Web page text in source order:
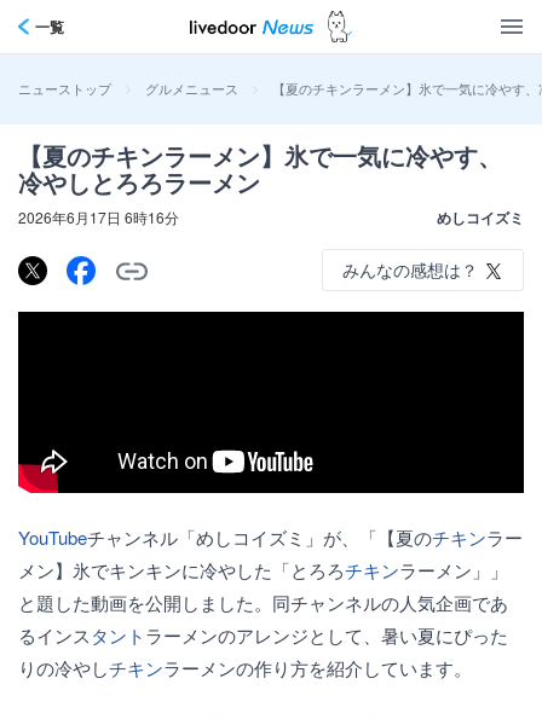
一覧
ニューストップ > グルメニュース > 【夏のチキンラーメン】氷で一気に冷やす
【夏のチキンラーメン】氷で一気に冷やす、
冷やしとろろラーメン
2026年6月17日 6時16分 めしコイズミ
みんなの感想は？
YouTubeチャンネル「めしコイズミ」が、「【夏のチキンラー
メン】氷でキンキンに冷やした「とろろチキンラーメン」」
と題した動画を公開しました。同チャンネルの人気企画であ
るインスタントラーメンのアレンジとして、暑い夏にぴった
りの冷やしチキンラーメンの作り方を紹介しています。